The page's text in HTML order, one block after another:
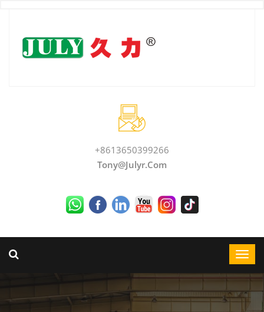
+8613650399266
Tony@julyr.com